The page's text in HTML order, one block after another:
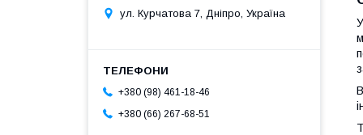
ул. Курчатова 7, Дніпро, Україна
+380 (98) 461-18-46
+380 (66) 267-68-51